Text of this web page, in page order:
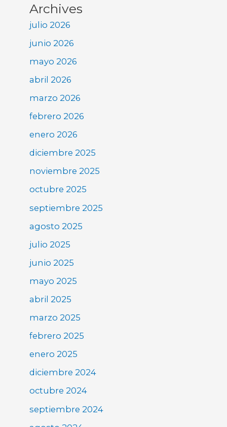
Archives
julio 2026
junio 2026
mayo 2026
abril 2026
marzo 2026
febrero 2026
enero 2026
diciembre 2025
noviembre 2025
octubre 2025
septiembre 2025
agosto 2025
julio 2025
junio 2025
mayo 2025
abril 2025
marzo 2025
febrero 2025
enero 2025
diciembre 2024
octubre 2024
septiembre 2024